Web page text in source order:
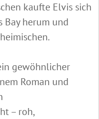
kaufte Elvis sich
Bay herum und
gewöhnlicher
Roman und
– roh,